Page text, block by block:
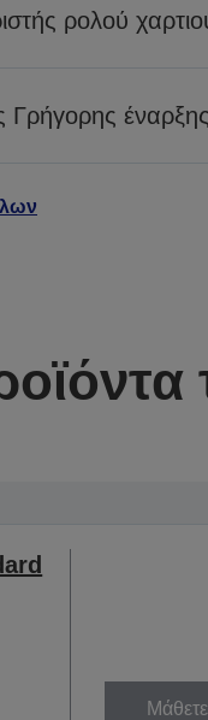
ρολού
Γρήγορης έναρξης